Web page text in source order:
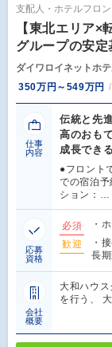
支配人・ホテルフロン
【東北エリア
グループの安
ダイワロイネットホ
350万円～549万円
仕事
内容
伝統と先
高のおも
成長でき
●フロント
での宿泊
ション：…
応募
資格
必須
・
歓迎
・
長
会社
概要
大和ハウ
を行う、